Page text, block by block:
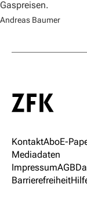
Gaspreisen.
Andreas Baumer
KontaktAboE-
Mediadaten
ImpressumAGB
Barrierefreiheit